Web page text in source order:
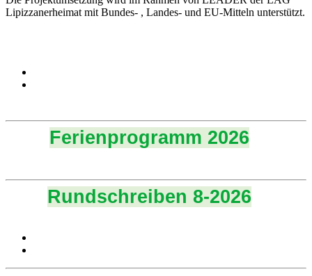
Lipizzanerheimat mit Bundes- , Landes- und EU-Mitteln unterstützt.
Ferienprogramm 2026
Rundschreiben 8-2026